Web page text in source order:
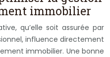
immobilier
qu’elle soit assurée par
influence directement
immobilier. Une bonne